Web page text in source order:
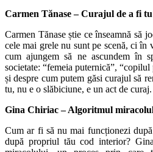
Carmen Tănase – Curajul de a fi tu
Carmen Tănase știe ce înseamnă să
cele mai grele nu sunt pe scenă, ci în
cum ajungem să ne ascundem în
societate: “femeia puternică”,
și despre cum putem găsi curajul să
tu, nu e o slăbiciune, e un act de curaj.
Gina Chiriac – Algoritmul
Cum ar fi să nu mai funcționezi
după propriul tău cod interior?